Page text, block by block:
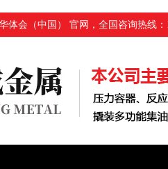
体会（中国） 官网，全国咨询热线：